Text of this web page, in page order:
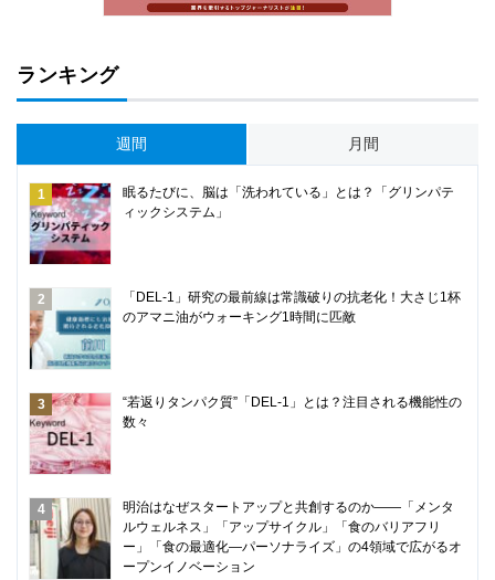
ランキング
週間 月間
眠るたびに、脳は「洗われている」とは？「グリンパテ
ィックシステム」
「DEL-1」研究の最前線は常識破りの抗老化！大さじ1杯
のアマニ油がウォーキング1時間に匹敵
“若返りタンパク質”「DEL-1」とは？注目される機能性の
数々
明治はなぜスタートアップと共創するのか――「メンタ
ルウェルネス」「アップサイクル」「食のバリアフリ
ー」「食の最適化―パーソナライズ」の4領域で広がるオ
ープンイノベーション